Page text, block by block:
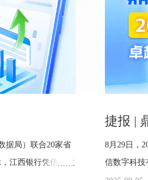
据局）联合20家省
江西银行凭借《数
8月29日，
信数字科技